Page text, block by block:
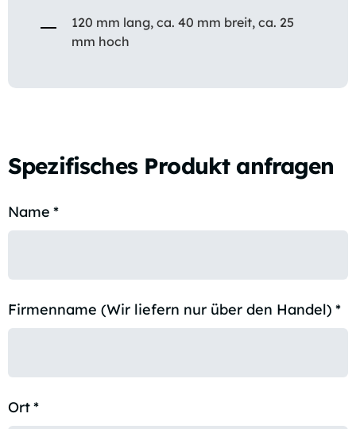
120 mm lang, ca. 40 mm breit, ca. 25
mm hoch
Spezifisches Produkt anfragen
Name *
Firmenname (Wir liefern nur über den Handel) *
Ort*